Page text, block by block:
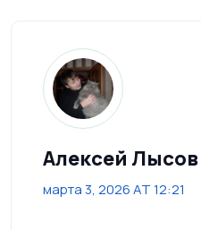
Алексей Лысов
марта 3, 2026 AT 12:21